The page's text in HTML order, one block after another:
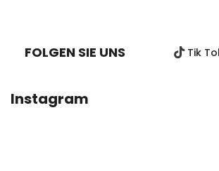
FOLGEN SIE UNS Tik
Instagram